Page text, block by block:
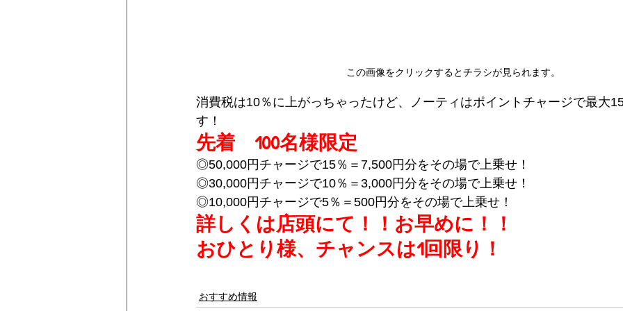
この画像をクリックするとチラシが見られます。
消費税は10％に上がっちゃったけど、ノーティはポイントチャージで最大
す！
先着　100名様限定
◎50,000円チャージで15％＝7,500円分をその場で上乗せ！
◎30,000円チャージで10％＝3,000円分をその場で上乗せ！
◎10,000円チャージで5％＝500円分をその場で上乗せ！
詳しくは店頭にて！！お早めに！！
おひとり様、チャンスは1回限り！
おすすめ情報